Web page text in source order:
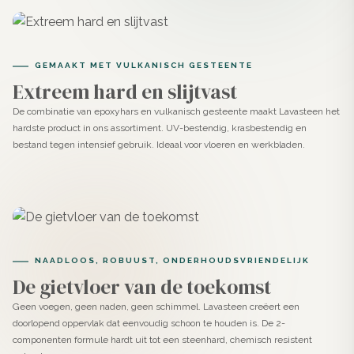
samenkomen.
woningen en commerciële ruimtes zoals winkels en
horeca.
Bestand tegen water en intensief gebruik. Dus
Aanbrengen van Lavasteen in Ash
Zelf aan de slag? Volg dit stappenplan.
Zorg voor een stabiele ondergrond. Gebruik indien nodig
GEMAAKT MET VULKANISCH GESTEENTE
Extreem hard en slijtvast
De combinatie van epoxyhars en vulkanisch gesteente maakt Lavasteen het
hardste product in ons assortiment. UV-bestendig, krasbestendig en
bestand tegen intensief gebruik. Ideaal voor vloeren en werkbladen.
NAADLOOS, ROBUUST, ONDERHOUDSVRIENDELIJK
De gietvloer van de toekomst
Geen voegen, geen naden, geen schimmel. Lavasteen creëert een
doorlopend oppervlak dat eenvoudig schoon te houden is. De 2-
componenten formule hardt uit tot een steenhard, chemisch resistent